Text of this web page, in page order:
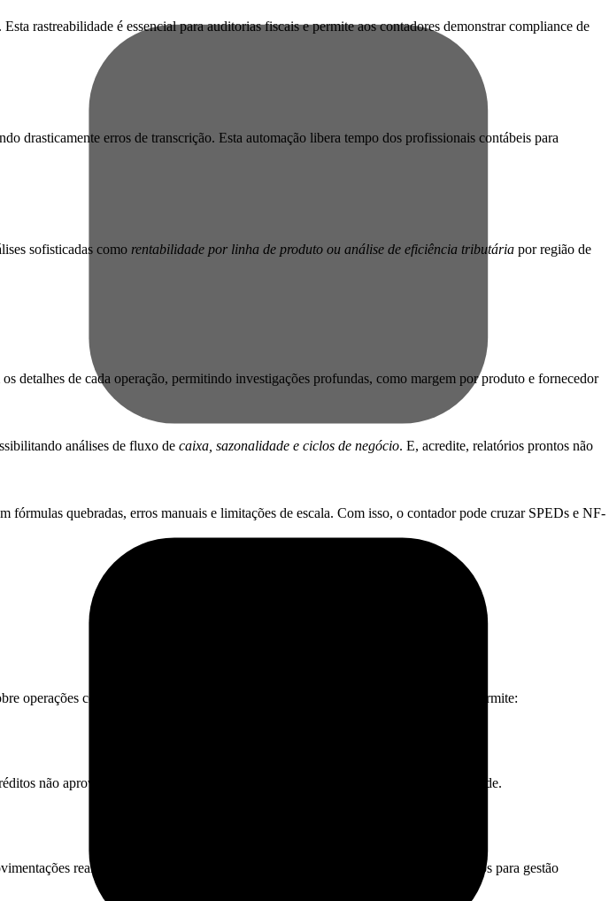
rastreabilidade é essencial para auditorias fiscais e permite aos contadores demonstrar compliance de
drasticamente erros de transcrição. Esta automação libera tempo dos profissionais contábeis para
sofisticadas como rentabilidade por linha de produto ou análise de eficiência tributária por região de
detalhes de cada operação, permitindo investigações profundas, como margem por produto e fornecedor
análises de fluxo de caixa, sazonalidade e ciclos de negócio. E, acredite, relatórios prontos não
quebradas, erros manuais e limitações de escala. Com isso, o contador pode cruzar SPEDs e NF-
comerciais, movimentação de estoque e apuração de impostos. Isso te permite:
não aproveitados ou oportunidades de planejamento tributário dentro da legalidade.
reais registradas no SPED. Assim, é possível proporcionar insights precisos para gestão